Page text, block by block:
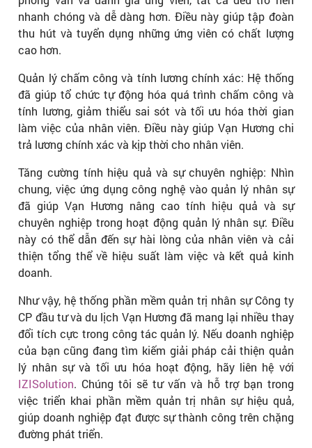
nhanh chóng và dễ dàng hơn. Điều này giúp tập đoàn
thu hút và tuyển dụng những ứng viên có chất lượng
cao hơn.
Quản lý chấm công và tính lương chính xác: Hệ thống
đã giúp tổ chức tự động hóa quá trình chấm công và
tính lương, giảm thiểu sai sót và tối ưu hóa thời gian
làm việc của nhân viên. Điều này giúp Vạn Hương chi
trả lương chính xác và kịp thời cho nhân viên.
Tăng cường tính hiệu quả và sự chuyên nghiệp: Nhìn
chung, việc ứng dụng công nghệ vào quản lý nhân sự
đã giúp Vạn Hương nâng cao tính hiệu quả và sự
chuyên nghiệp trong hoạt động quản lý nhân sự. Điều
này có thể dẫn đến sự hài lòng của nhân viên và cải
thiện tổng thể về hiệu suất làm việc và kết quả kinh
doanh.
Như vậy, hệ thống phần mềm quản trị nhân sự Công ty
CP đầu tư và du lịch Vạn Hương đã mang lại nhiều thay
đổi tích cực trong công tác quản lý. Nếu doanh nghiệp
của bạn cũng đang tìm kiếm giải pháp cải thiện quản
lý nhân sự và tối ưu hóa hoạt động, hãy liên hệ với
IZISolution. Chúng tôi sẽ tư vấn và hỗ trợ bạn trong
việc triển khai phần mềm quản trị nhân sự hiệu quả,
giúp doanh nghiệp đạt được sự thành công trên chặng
đường phát triển.